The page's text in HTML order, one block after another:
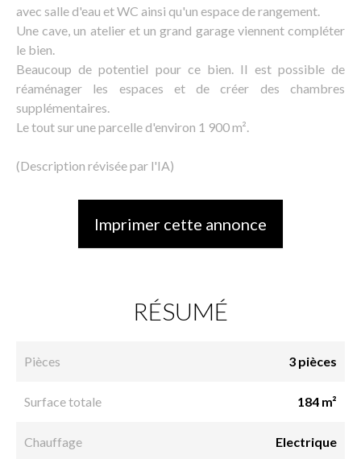
avec salle d'eau et WC ainsi qu'un espace de rangement.
Une cave, un atelier et un grand garage viennent compléter
le bien.
Beaucoup de potentiel pour ce bien. Il est possible de
réaménager les espaces et de créer des chambres
supplémentaires.
Le tout sur une parcelle d'environ 1 900 m².
(Description révisée par l'IA)
Imprimer cette annonce
RÉSUMÉ
Pièces 3 pièces
Surface totale 184 m²
Chauffage Electrique